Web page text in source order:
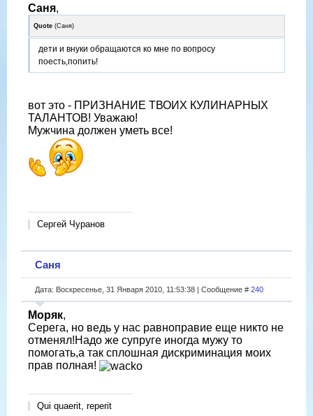
Саня,
Quote (Саня)
дети и внуки обращаются ко мне по вопросу
поесть,попить!
вот это - ПРИЗНАНИЕ ТВОИХ КУЛИНАРНЫХ
ТАЛАНТОВ! Уважаю!
Мужчина должен уметь все!
Сергей Чуранов
Саня
Дата: Воскресенье, 31 Января 2010, 11:53:38 | Сообщение # 240
Моряк,
Серега, но ведь у нас равноправие еще никто не
отменял!Надо же супруге иногда мужу то
помогать,а так сплошная дискриминация моих
прав полная!
Qui quaerit, reperit